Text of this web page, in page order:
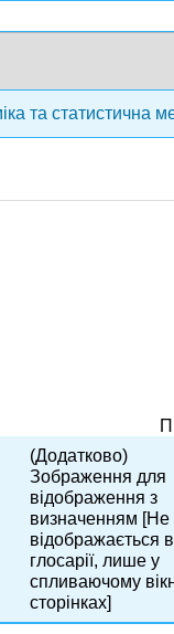
та статистична
(Додатково)
Зображення для
відображення з
визначенням [Не
відображається в
глосарії, лише у
спливаючому
сторінках]